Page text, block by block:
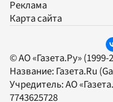
Реклама
Карта сайта
© АО «Газета.Ру»
Название: Газета.Ru
Учредитель:АО
7743625728